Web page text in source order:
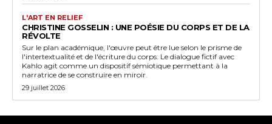
L'ART EN RELIEF
CHRISTINE GOSSELIN : UNE POÉSIE DU CORPS ET DE LA
RÉVOLTE
Sur le plan académique, l'œuvre peut être lue selon le prisme de
l'intertextualité et de l'écriture du corps. Le dialogue fictif avec
Kahlo agit comme un dispositif sémiotique permettant à la
narratrice de se construire en miroir.
29 juillet 2026